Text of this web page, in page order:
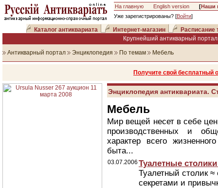
На главную English version [Наши
Уже зарегистрированы? [Войти]
Каталог антиквариата Интернет-магазин
Расписание
Крупнейший антикварный
Антикварный портал Энциклопедия По темам Мебель
Получите свой
Энциклопедия антиквариата.
Мебель
Мир вещей несет в себе
производственных и
характер всего
быта...
03.07.2006 Туалетные
Туалетный столик
секретами и